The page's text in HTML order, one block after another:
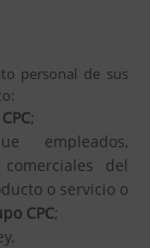
personal de sus
;
empleados,
del
o servicio o
CPC;